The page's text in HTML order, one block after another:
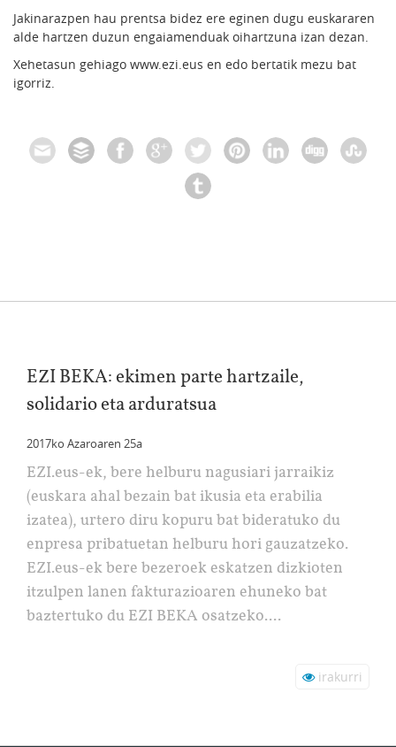
Jakinarazpen hau prentsa bidez ere eginen dugu euskararen
alde hartzen duzun engaiamenduak oihartzuna izan dezan.
Xehetasun gehiago www.ezi.eus en edo bertatik mezu bat
igorriz.
EZI BEKA: ekimen parte hartzaile,
solidario eta arduratsua
2017ko Azaroaren 25a
EZI.eus-ek, bere helburu nagusiari jarraikiz
(euskara ahal bezain bat ikusia eta erabilia
izatea), urtero diru kopuru bat bideratuko du
enpresa pribatuetan helburu hori gauzatzeko.
EZI.eus-ek bere bezeroek eskatzen dizkioten
itzulpen lanen fakturazioaren ehuneko bat
baztertuko du EZI BEKA osatzeko....
irakurri